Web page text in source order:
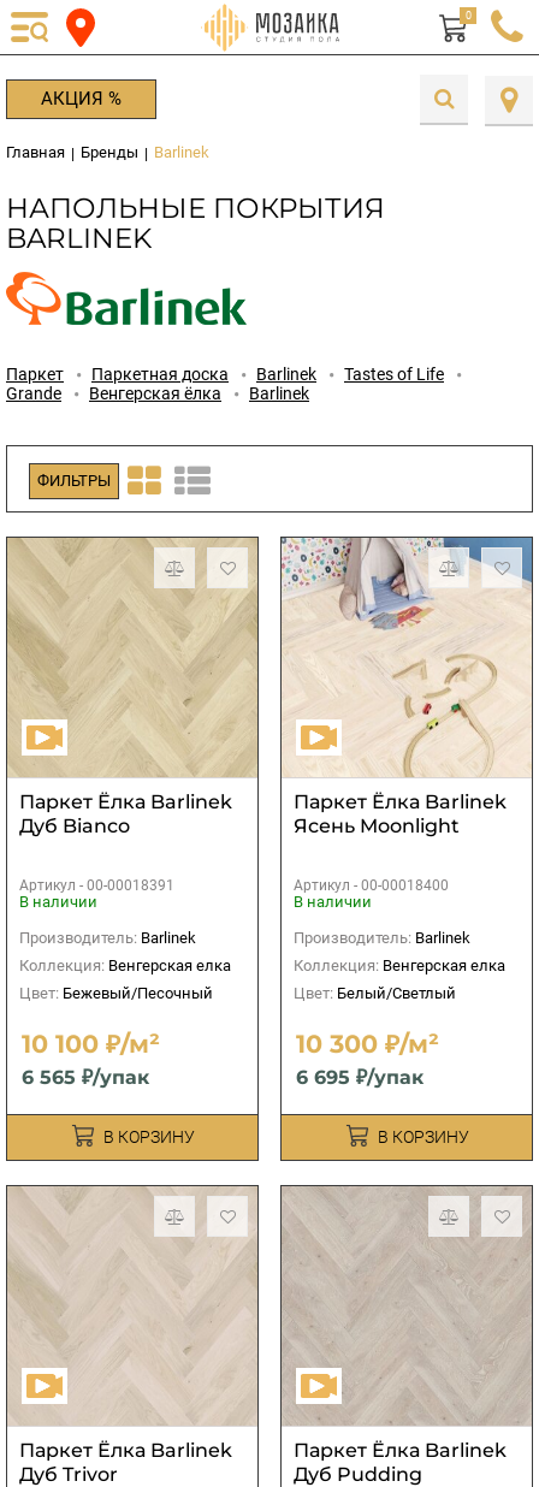
0
АКЦИЯ %
Главная | Бренды | Barlinek
НАПОЛЬНЫЕ ПОКРЫТИЯ
BARLINEK
Паркет Паркетная доска Barlinek
Tastes of Life
Grande
Венгерская ёлка Barlinek
ФИЛЬТРЫ
Паркет Ёлка Barlinek
Дуб Bianco
Артикул - 00-00018391
В наличии
Производитель: Barlinek
Коллекция: Венгерская елка
Цвет: Бежевый/Песочный
10 100 ₽/м²
6 565 ₽/упак
В КОРЗИНУ
Паркет Ёлка Barlinek
Ясень Moonlight
Артикул - 00-00018400
В наличии
Производитель: Barlinek
Коллекция: Венгерская елка
Цвет: Белый/Светлый
10 300 ₽/м²
6 695 ₽/упак
В КОРЗИНУ
Паркет Ёлка Barlinek
Дуб Trivor
Паркет Ёлка Barlinek
Дуб Pudding